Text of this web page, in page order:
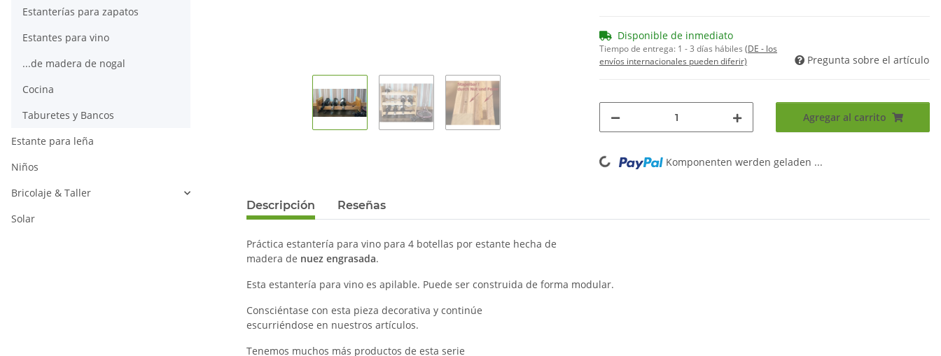
Disponible de inmediato
Tiempo de entrega: 1 - 3 días hábiles (DE - los
envíos internacionales pueden diferir)
Pregunta sobre el artículo
Agregar al carrito
Loading... Komponenten werden geladen ...
Descripción Reseñas
Práctica estantería para vino para 4 botellas por estante hecha de
madera de nuez engrasada.
Esta estantería para vino es apilable. Puede ser construida de forma modular.
Consciéntase con esta pieza decorativa y continúe
escurriéndose en nuestros artículos.
Tenemos muchos más productos de esta serie
Estanterías para zapatos
Estantes para vino
...de madera de nogal
Cocina
Taburetes y Bancos
Estante para leña
Niños
Bricolaje & Taller
Solar